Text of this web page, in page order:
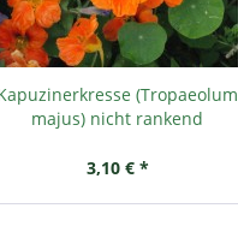
(Tropaeolum
majus) nicht rankend
3,10 € *